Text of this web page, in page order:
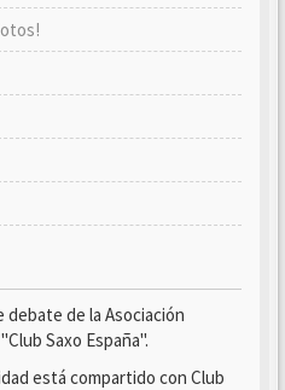
de la Asociación
Saxo España".
está compartido con Club